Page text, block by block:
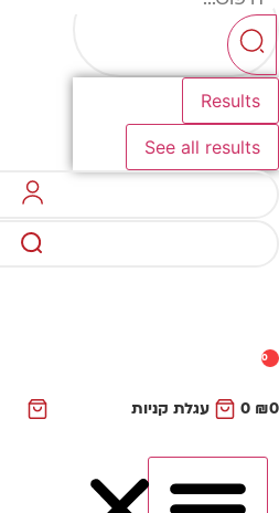
Results
See all results
0
₪
0 עגלת קניות